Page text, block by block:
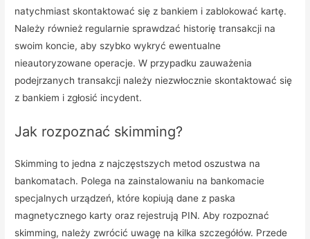
natychmiast skontaktować się z bankiem i zablokować kartę.
Należy również regularnie sprawdzać historię transakcji na
swoim koncie, aby szybko wykryć ewentualne
nieautoryzowane operacje. W przypadku zauważenia
podejrzanych transakcji należy niezwłocznie skontaktować się
z bankiem i zgłosić incydent.
Jak rozpoznać skimming?
Skimming to jedna z najczęstszych metod oszustwa na
bankomatach. Polega na zainstalowaniu na bankomacie
specjalnych urządzeń, które kopiują dane z paska
magnetycznego karty oraz rejestrują PIN. Aby rozpoznać
skimming, należy zwrócić uwagę na kilka szczegółów. Przede